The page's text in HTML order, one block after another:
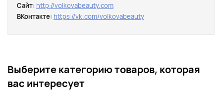
Сайт: http://volkovabeauty.com
ВКонтакте: https://vk.com/volkovabeauty
Выберите категорию товаров, которая
вас интересует